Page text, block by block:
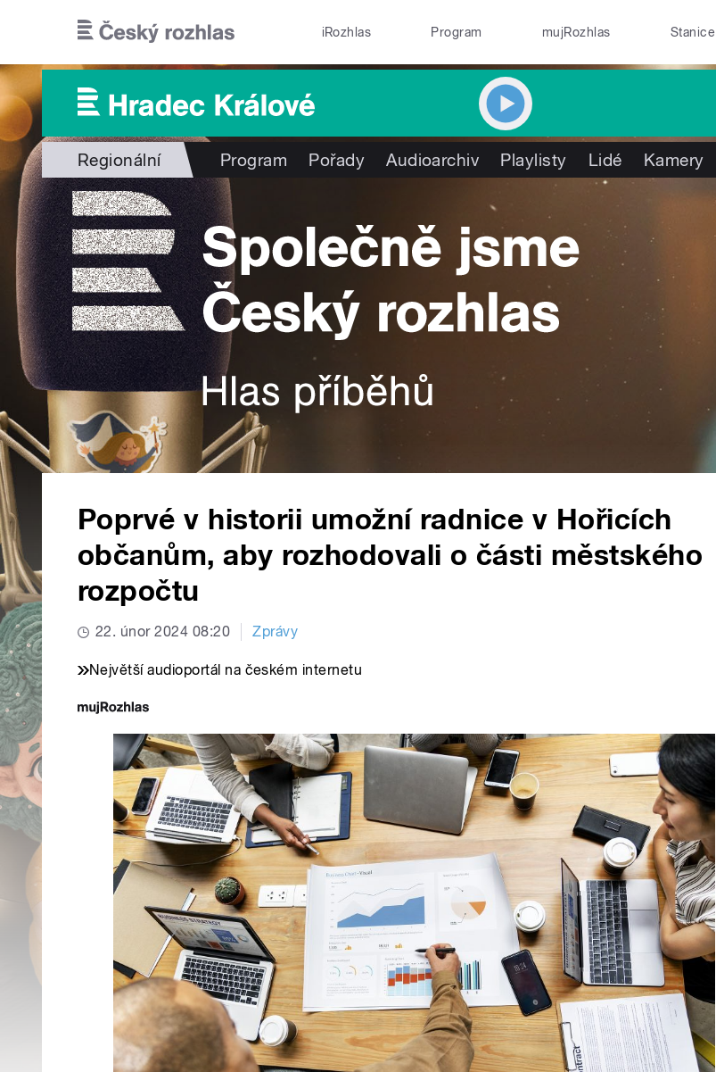
iRozhlas Program mujRozhlas Stanice
Regionální Program Pořady Audioarchiv Playlisty Lidé Kamery
Poprvé v historii umožní radnice v Hořicích
občanům, aby rozhodovali o části městského
rozpočtu
22. únor 2024 08:20 Zprávy
Největší audioportál na českém internetu